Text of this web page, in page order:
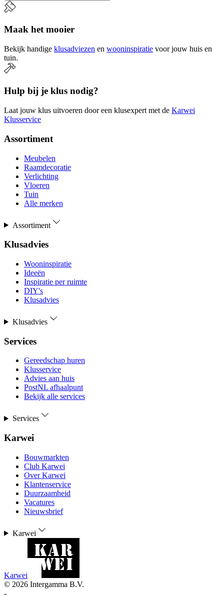
Maak het mooier
Bekijk handige klusadviezen en wooninspiratie voor jouw huis en
tuin.
Hulp bij je klus nodig?
Laat jouw klus uitvoeren door een klusexpert met de Karwei
Klusservice
Assortiment
Meubelen
Raamdecoratie
Verlichting
Vloeren
Tuin
Alle merken
Assortiment
Klusadvies
Wooninspiratie
Ideeën
Inspiratie per ruimte
DIY's
Klusadvies
Klusadvies
Services
Gereedschap huren
Klusservice
Advies aan huis
PostNL afhaalpunt
Bekijk alle services
Services
Karwei
Bouwmarkten
Club Karwei
Over Karwei
Klantenservice
Duurzaamheid
Vacatures
Nieuwsbrief
Karwei
Karwei
© 2026 Intergamma B.V.
-